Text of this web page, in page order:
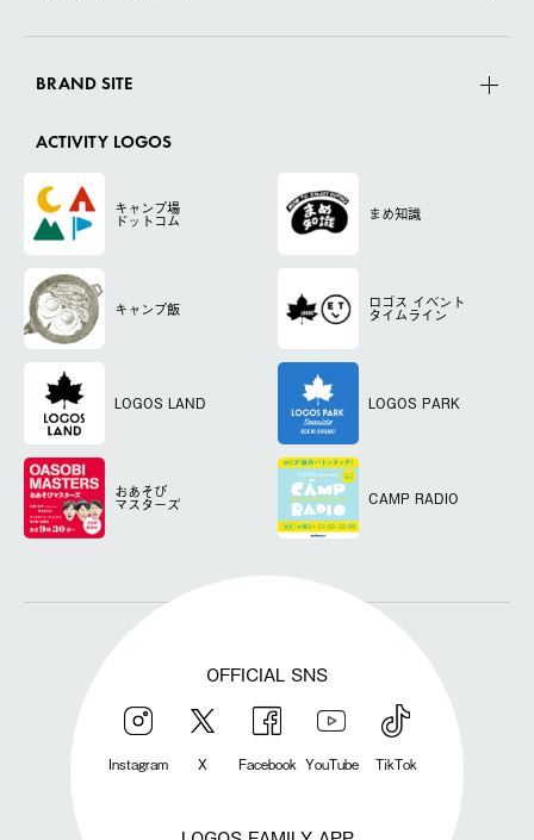
BRAND SITE
ACTIVITY LOGOS
キャンプ場
ドットコム まめ知識
キャンプ飯 ロゴス イベント
タイムライン
LOGOS LAND LOGOS PARK
おあそび
マスターズ CAMP RADIO
OFFICIAL SNS
Instagram X Facebook YouTube TikTok